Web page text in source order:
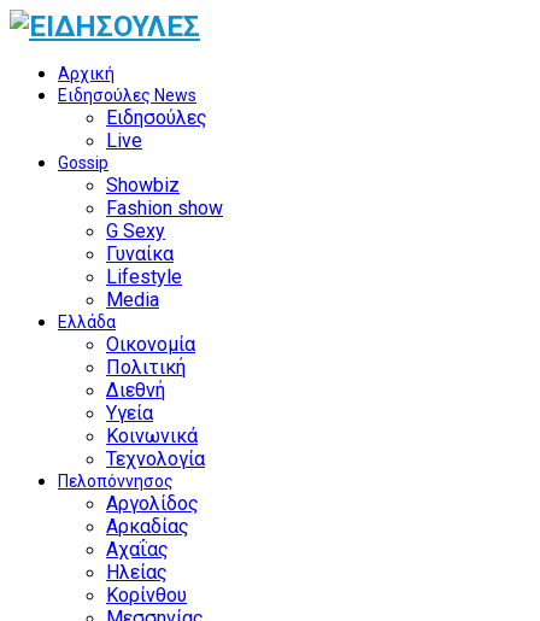
Αρχική
Ειδησούλες News
Ειδησούλες
Live
Gossip
Showbiz
Fashion show
G Sexy
Γυναίκα
Lifestyle
Media
Ελλάδα
Οικονομία
Πολιτική
Διεθνή
Υγεία
Κοινωνικά
Τεχνολογία
Πελοπόννησος
Αργολίδος
Αρκαδίας
Αχαΐας
Ηλείας
Κορίνθου